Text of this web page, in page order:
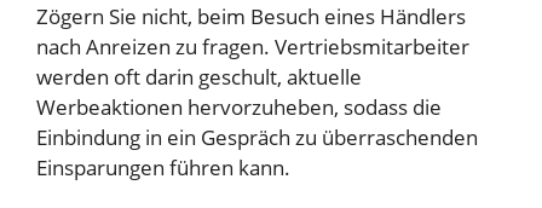
Zögern Sie nicht, beim Besuch eines Händlers
nach Anreizen zu fragen. Vertriebsmitarbeiter
werden oft darin geschult, aktuelle
Werbeaktionen hervorzuheben, sodass die
Einbindung in ein Gespräch zu überraschenden
Einsparungen führen kann.